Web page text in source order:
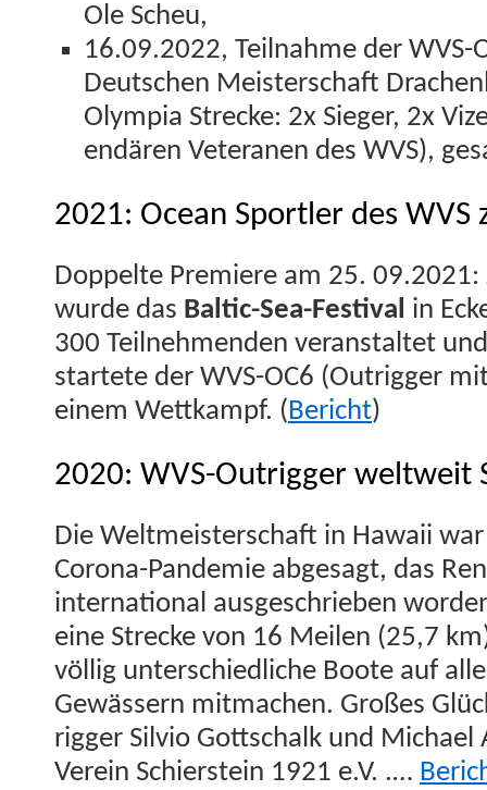
Ole Scheu,
16.09.2022, Teil­nahme der WVS-
Deutschen Meis­ter­schaft
Olympia Strecke: 2x Sieger, 2x
endären Vet­er­a­nen des WVS),
2021: Ocean Sportler des WVS
Dop­pelte Pre­miere am 25.
wurde das Baltic-Sea-Fes­ti­val in
300 Teil­nehmenden ver­anstal­tet
startete der WVS-OC6 (Out­rig­ger
einem Wet­tkampf. (Bericht)
2020: WVS-Outrigger weltweit
Die Welt­meis­ter­schaft in Hawaii
Coro­na-Pan­demie abge­sagt, das
inter­na­tion­al aus­geschrieben
eine Strecke von 16 Meilen (25,7
völ­lig unter­schiedliche Boote auf
Gewässern mit­machen. Großes
rig­ger Sil­vio Gottschalk und Michael
Vere­in Schier­stein 1921 e.V. .…